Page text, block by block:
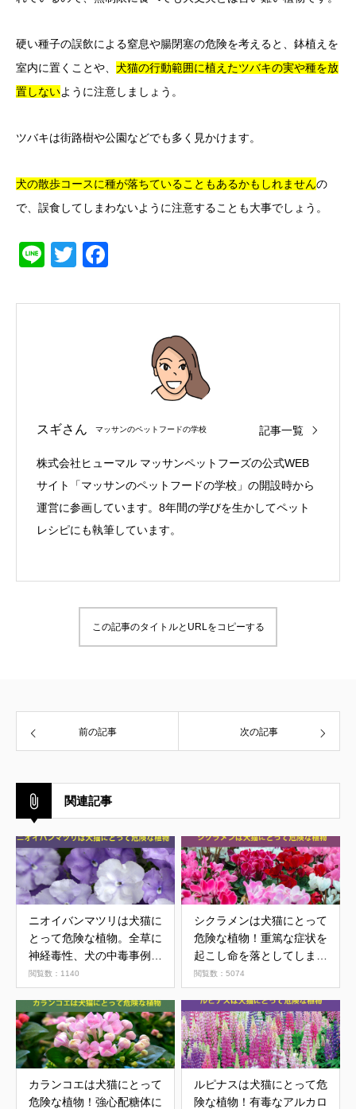
硬い種子の誤飲による窒息や腸閉塞の危険を考えると、鉢植えを
室内に置くことや、 犬猫の行動範囲に植えたツバキの実や種を放
置しないように注意しましょう。
ツバキは街路樹や公園などでも多く見かけます。
犬の散歩コースに種が落ちていることもあるかもしれませんの
で、誤食してしまわないように注意することも大事でしょう。
LineTwitter
スギさん マッサンのペットフードの学校 記事一覧
株式会社ヒューマル マッサンペットフーズの公式WEB
サイト「マッサンのペットフードの学校」の開設時から
運営に参画しています。8年間の学びを生かしてペット
レシピにも執筆しています。
この記事のタイトルとURLをコピーする
前の記事 次の記事
関連記事
ニオイバンマツリは犬猫に
とって危険な植物。全草に
神経毒性、犬の中毒事例あ
り。
閲覧数：1140
シクラメンは犬猫にとって
危険な植物！重篤な症状を
起こし命を落としてしまう
可能性も
閲覧数：5074
カランコエは犬猫にとって
危険な植物！強心配糖体に
ルピナスは犬猫にとって危
険な植物！有毒なアルカロ